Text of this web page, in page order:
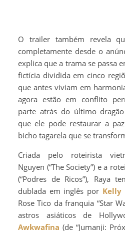
O trailer também revela
completamente desde o
explica que a trama se passa
fictícia dividida em cinco
que antes viviam em
agora estão em conflito
parte atrás do último
que ele pode restaurar a
bicho tagarela que se
Criada pelo roteirista
Nguyen (“The Society”) e a
(“Podres de Ricos”), Raya
dublada em inglês por Kelly
Rose Tico da franquia “Star
astros asiáticos de
Awkwafina (de “Jumanji: